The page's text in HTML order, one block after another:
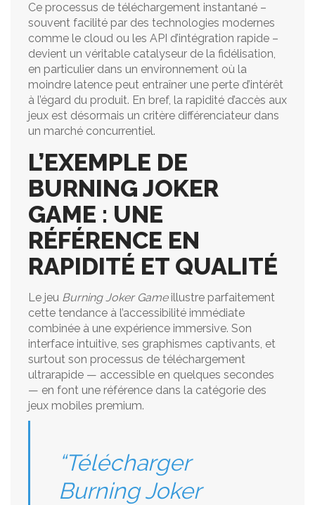
Ce processus de téléchargement instantané –
souvent facilité par des technologies modernes
comme le cloud ou les API d’intégration rapide –
devient un véritable catalyseur de la fidélisation,
en particulier dans un environnement où la
moindre latence peut entraîner une perte d’intérêt
à l’égard du produit. En bref, la rapidité d’accès aux
jeux est désormais un critère différenciateur dans
un marché concurrentiel.
L’EXEMPLE DE
BURNING JOKER
GAME : UNE
RÉFÉRENCE EN
RAPIDITÉ ET QUALITÉ
Le jeu Burning Joker Gameillustre parfaitement
cette tendance à l’accessibilité immédiate
combinée à une expérience immersive. Son
interface intuitive, ses graphismes captivants, et
surtout son processus de téléchargement
ultrarapide — accessible en quelques secondes
— en font une référence dans la catégorie des
jeux mobiles premium.
“Télécharger
Burning Joker